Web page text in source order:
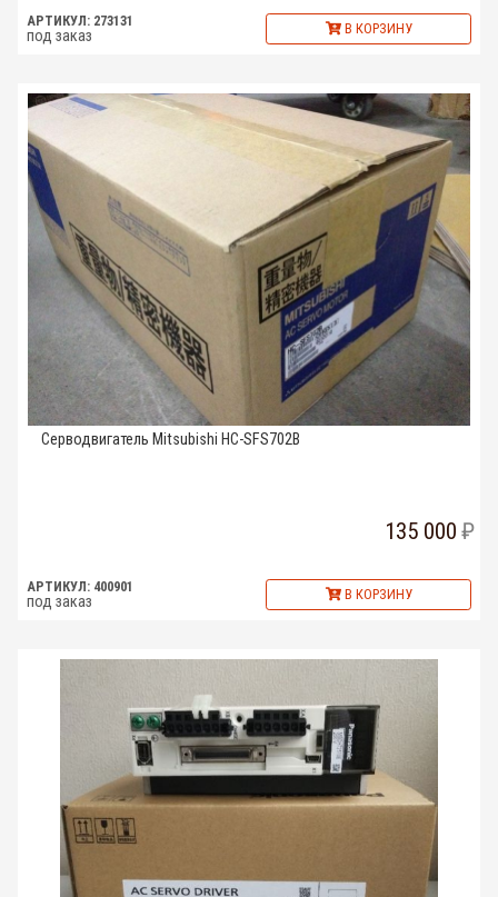
АРТИКУЛ: 273131
под заказ В КОРЗИНУ
Серводвигатель Mitsubishi HC-SFS702B
135 000
АРТИКУЛ: 400901
под заказ В КОРЗИНУ